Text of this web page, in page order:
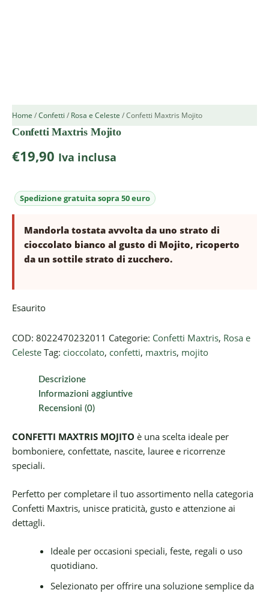
Home /Confetti / Rosa e Celeste / Confetti Maxtris Mojito
Confetti Maxtris Mojito
€19,90 Iva inclusa
Mandorla tostata avvolta da uno strato di
cioccolato bianco al gusto di Mojito, ricoperto
da un sottile strato di zucchero.
Esaurito
COD: 8022470232011 Categorie: Confetti Maxtris, Rosa e
Celeste Tag: cioccolato, confetti, maxtris, mojito
Descrizione
Informazioni aggiuntive
Recensioni (0)
CONFETTI MAXTRIS MOJITO è una scelta ideale per
bomboniere, confettate, nascite, lauree e ricorrenze
speciali.
Perfetto per completare il tuo assortimento nella categoria
Confetti Maxtris, unisce praticità, gusto e attenzione ai
dettagli.
Ideale per occasioni speciali, feste, regali o uso
quotidiano.
Selezionato per offrire una soluzione semplice da